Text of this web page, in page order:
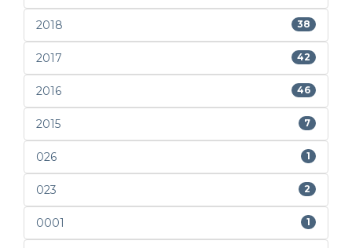
2018 38
2017 42
2016 46
2015 7
026 1
023 2
0001 1